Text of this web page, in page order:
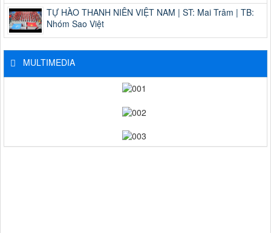
TỰ HÀO THANH NIÊN VIỆT NAM | ST: Mai Trâm | TB:
Nhóm Sao Việt
MULTIMEDIA